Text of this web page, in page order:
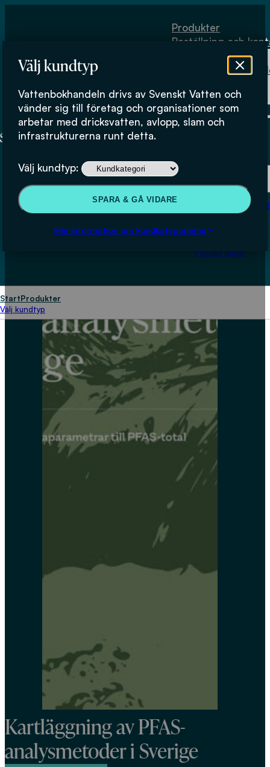
Välj kundtyp
Vattenbokhandeln drivs av Svenskt Vatten och
vänder sig till företag och organisationer som
arbetar med dricksvatten, avlopp, slam och
infrastrukturerna runt detta.
Välj kundtyp:
SPARA & GÅ VIDARE
Mer information om kundkategorierna
Produkter
Beställning och
Fysiskt lager
Beställning och kontakt
Om
Köpvillkor
Fysiskt lager
StartProdukter
Välj kundtyp
Kartläggning av PFAS-
analysmetoder i Sverige